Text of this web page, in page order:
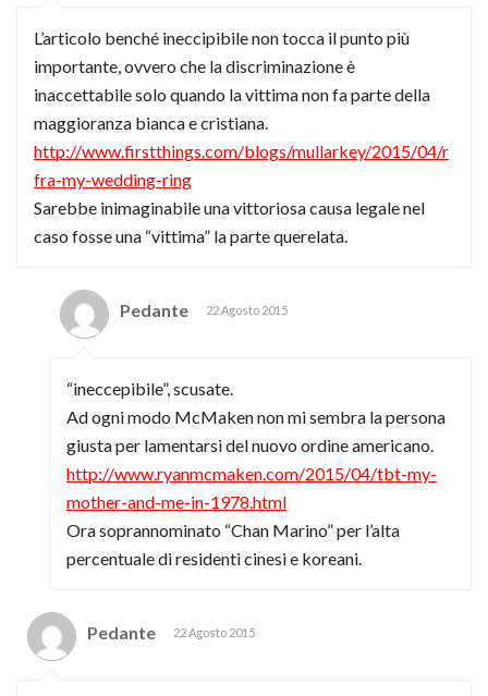
L’articolo benché ineccipibile non tocca il punto più
importante, ovvero che la discriminazione è
inaccettabile solo quando la vittima non fa parte della
maggioranza bianca e cristiana.
http://www.firstthings.com/blogs/mullarkey/2015/04/r
fra-my-wedding-ring
Sarebbe inimaginabile una vittoriosa causa legale nel
caso fosse una “vittima” la parte querelata.
Pedante 22 Agosto 2015
“ineccepibile”, scusate.
Ad ogni modo McMaken non mi sembra la persona
giusta per lamentarsi del nuovo ordine americano.
http://www.ryanmcmaken.com/2015/04/tbt-my-
mother-and-me-in-1978.html
Ora soprannominato “Chan Marino” per l’alta
percentuale di residenti cinesi e koreani.
Pedante 22 Agosto 2015